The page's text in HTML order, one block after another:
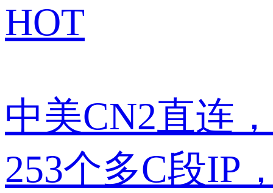
HOT
中美CN2直连
253个多C段IP